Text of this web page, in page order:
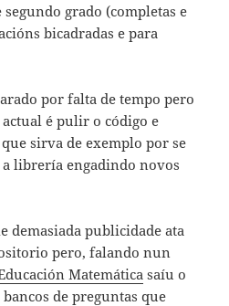
segundo grado (completas e
bicadradas e para
por falta de tempo pero
é pulir o código e
sirva de exemplo por se
librería engadindo novos
demasiada publicidade ata
pero, falando nun
Matemática saíu o
de preguntas que